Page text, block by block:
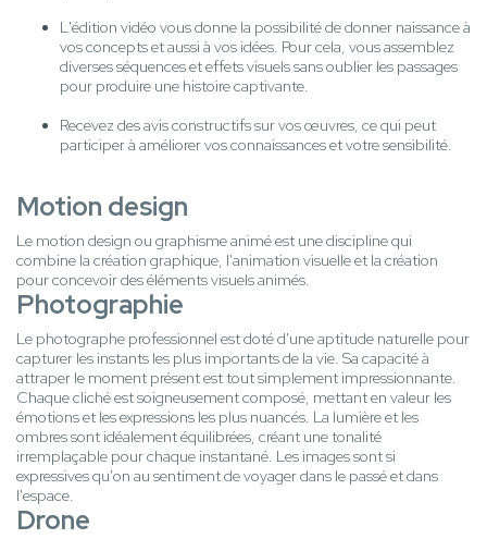
L'édition vidéo vous donne la possibilité de donner naissance à
vos concepts et aussi à vos idées. Pour cela, vous assemblez
diverses séquences et effets visuels sans oublier les passages
pour produire une histoire captivante.
Recevez des avis constructifs sur vos œuvres, ce qui peut
participer à améliorer vos connaissances et votre sensibilité.
Motion design
Le motion design ou graphisme animé est une discipline qui
combine la création graphique, l'animation visuelle et la création
pour concevoir des éléments visuels animés.
Photographie
Le photographe professionnel est doté d'une aptitude naturelle pour
capturer les instants les plus importants de la vie. Sa capacité à
attraper le moment présent est tout simplement impressionnante.
Chaque cliché est soigneusement composé, mettant en valeur les
émotions et les expressions les plus nuancés. La lumière et les
ombres sont idéalement équilibrées, créant une tonalité
irremplaçable pour chaque instantané. Les images sont si
expressives qu'on au sentiment de voyager dans le passé et dans
l'espace.
Drone